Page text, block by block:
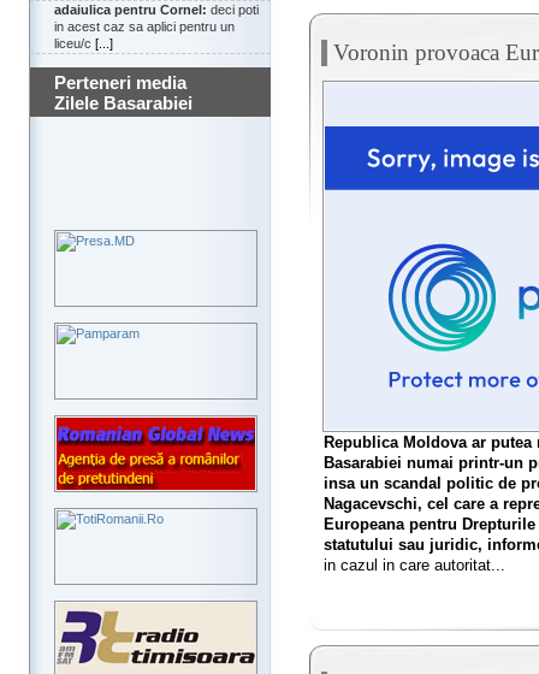
adaiulica pentru Cornel: deci poti
in acest caz sa aplici pentru un
liceu/c [...]
Perteneri media
Zilele Basarabiei
Voronin provoaca
Republica Moldova ar
Basarabiei numai printr-un
insa un scandal politic de
Nagacevschi, cel care a
Europeana pentru
statutului sau juridic,
in cazul in care autoritat...